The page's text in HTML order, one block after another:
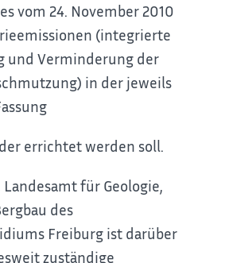
vom 24. November 2010
(integrierte
und Verminderung der
in der jeweils
errichtet werden soll.
für Geologie,
des
Freiburg ist darüber
zuständige